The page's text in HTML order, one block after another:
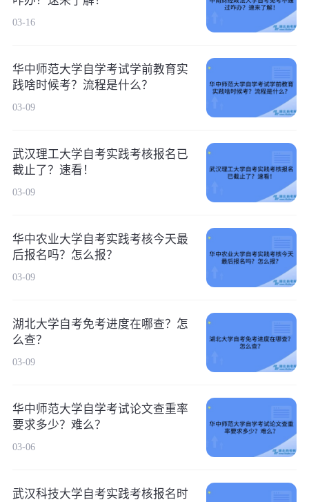
03-16
华中师范大学自学考试学前教育实
践啥时候考？流程是什么？
03-09
武汉理工大学自考实践考核报名已
截止了？速看！
03-09
华中农业大学自考实践考核今天最
后报名吗？怎么报？
03-09
湖北大学自考免考进度在哪查？怎
么查？
03-09
华中师范大学自学考试论文查重率
要求多少？难么？
03-06
武汉科技大学自考实践考核报名时